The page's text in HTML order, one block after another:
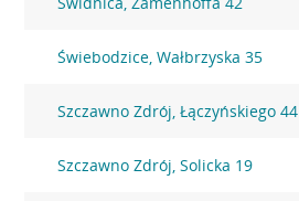
Świebodzice, Wałbrzyska 35
Szczawno Zdrój, Łączyńskiego 44
Szczawno Zdrój, Solicka 19